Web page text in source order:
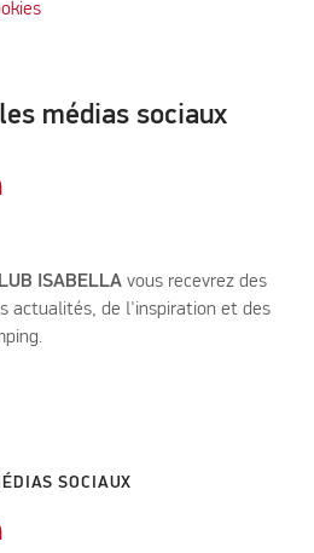
médias sociaux
ISABELLA vous recevrez des
actualités, de l'inspiration et des
SOCIAUX